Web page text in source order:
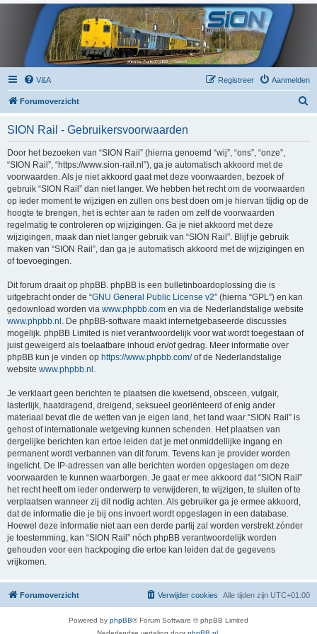
V&A Aanmelden
Registreer
Forumoverzicht
SION Rail - Gebruikersvoorwaarden
Door het bezoeken van “SION Rail” (hierna genoemd “wij”, “ons”, “onze”,
“SION Rail”, “https://www.sion-rail.nl”), ga je automatisch akkoord met de
voorwaarden. Als je niet akkoord gaat met deze voorwaarden, bezoek of
gebruik “SION Rail” dan niet langer. We hebben het recht om de voorwaarden
op ieder moment te wijzigen en zullen ons best doen om je hiervan tijdig op de
hoogte te brengen, het is echter aan te raden om zelf de voorwaarden
regelmatig te controleren op wijzigingen. Ga je niet akkoord met deze
wijzigingen, maak dan niet langer gebruik van “SION Rail”. Blijf je gebruik
maken van “SION Rail”, dan ga je automatisch akkoord met de wijzigingen en
of toevoegingen.
Dit forum draait op phpBB. phpBB is een bulletinboardoplossing die is
uitgebracht onder de “GNU General Public License v2” (hierna “GPL”) en kan
gedownload worden via www.phpbb.com en via de Nederlandstalige website
www.phpbb.nl . De phpBB-software maakt internetgebaseerde discussies
mogelijk. phpBB Limited is niet verantwoordelijk voor wat wordt toegestaan of
juist geweigerd als toelaatbare inhoud en/of gedrag. Meer informatie over
phpBB kun je vinden op https://www.phpbb.com/of de Nederlandstalige
website www.phpbb.nl
Je verklaart geen berichten te plaatsen die kwetsend, obsceen, vulgair,
lasterlijk, haatdragend, dreigend, seksueel georiënteerd of enig ander
materiaal bevat die de wetten van je eigen land, het land waar “SION Rail” is
gehost of internationale wetgeving kunnen schenden. Het plaatsen van
dergelijke berichten kan ertoe leiden dat je met onmiddellijke ingang en
permanent wordt verbannen van dit forum. Tevens kan je provider worden
ingelicht. De IP-adressen van alle berichten worden opgeslagen om deze
voorwaarden te kunnen waarborgen. Je gaat er mee akkoord dat “SION Rail”
het recht heeft om ieder onderwerp te verwijderen, te wijzigen, te sluiten of te
verplaatsen wanneer zij dit nodig achten. Als gebruiker ga je ermee akkoord,
dat de informatie die je bij ons invoert wordt opgeslagen in een database.
Hoewel deze informatie niet aan een derde partij zal worden verstrekt zónder
je toestemming, kan “SION Rail” nóch phpBB verantwoordelijk worden
gehouden voor een hackpoging die ertoe kan leiden dat de gegevens
vrijkomen.
Forumoverzicht Alle tijden zijn UTC+01:00
Verwijder cookies
Powered by phpBB® Forum Software © phpBB Limited